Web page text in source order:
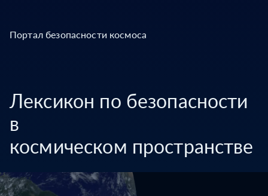
Портал безопасности космоса
Лексикон по безопасности
в
космическом пространстве